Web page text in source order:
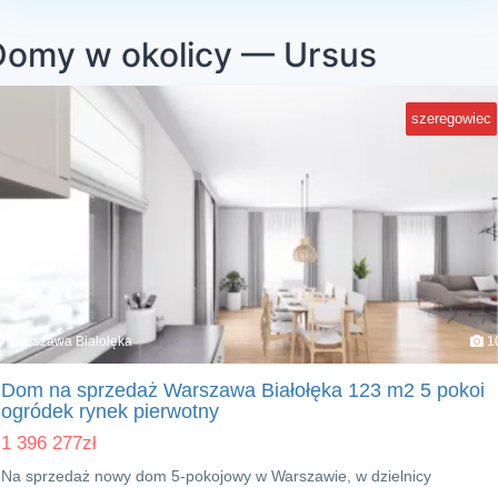
w okolicy — Ursus
szeregowiec
Warszawa Białołęka
Dom na sprzedaż Warszawa Białołęka 123 m2 5 pokoi
ogródek rynek pierwotny
1 396 277zł
Na sprzedaż nowy dom 5-pokojowy w Warszawie, w dzielnicy